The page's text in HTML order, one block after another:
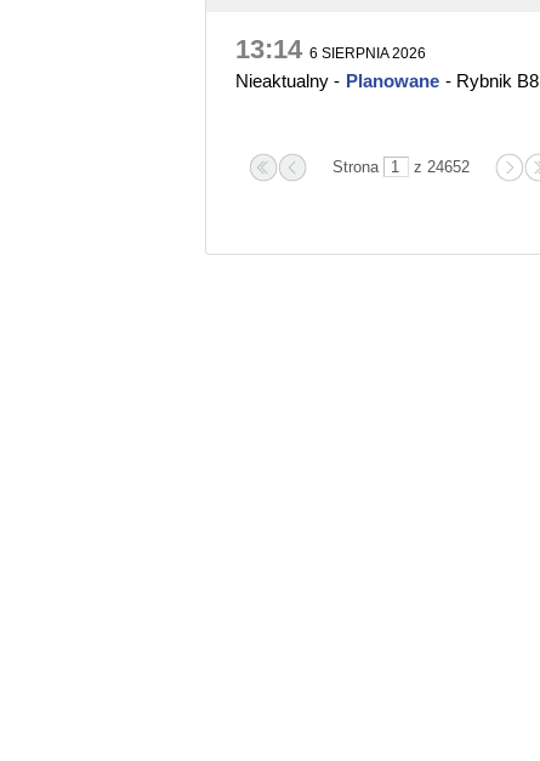
13:14 6 SIERPNIA 2026
Nieaktualny - Planowane - Rybnik B8
Strona z 24652